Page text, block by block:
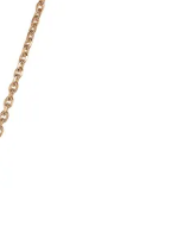
Seiko
Cartier